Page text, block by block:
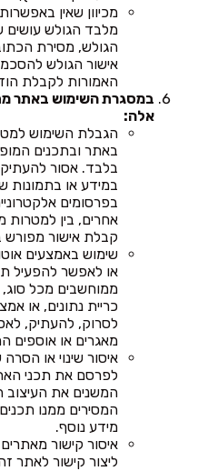
מכיוון שאין
מלבד הגולש עושים
הגולש, מסירת
אישור הגולש
האמורות לקבלת
במסגרת השימוש באתר
אלה:
הגבלת השימוש
באתר ובתכנים
בלבד. אסור
במידע או בתמונות
בפרסומים
אחרים, בין למטרות
קבלת אישור
שימוש באמצעים
או לאפשר להפעיל
כריית נתונים, או
לסרוק, להעתיק,
מאגרים או אוספים
איסור שינוי או
לפרסם את תכני
המשנים את העיצוב
המסירים ממנו
מידע נוסף.
איסור קישור
ליצור קישור לאתר